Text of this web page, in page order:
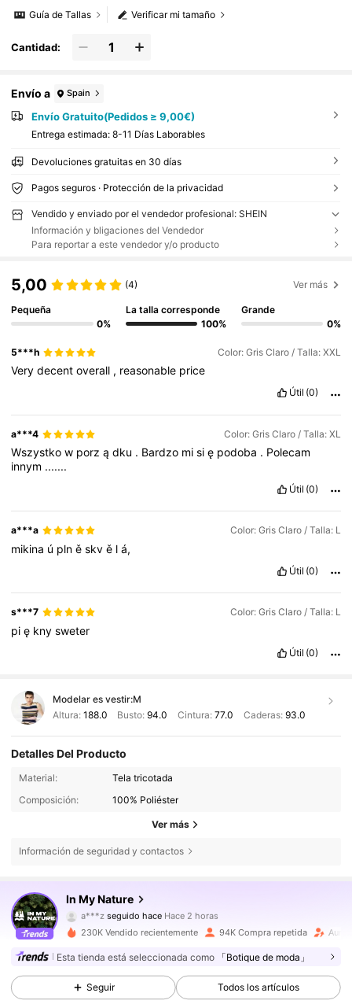
Verificar mi tamaño
Guía de Tallas
Cantidad:
Envío a Spain
Envío Gratuito(Pedidos ≥ 9,00€)
Entrega estimada: 8-11 Días Laborables
Devoluciones gratuitas en 30 días
Pagos seguros · Protección de la privacidad
Vendido y enviado por el vendedor profesional: SHEIN
Información y bligaciones del Vendedor
Para reportar a este vendedor y/o producto
5,00 (4) Ver más
Pequeña
0%
La talla corresponde
100%
Grande
0%
5***h Color: Gris Claro / Talla: XXL
Verydecentoverall , reasonable price
Útil (0)
a***4 Color: Gris Claro / Talla: XL
Wszystkow porządku . Bardzo misię podoba . Polecam
innym .......
Útil (0)
a***a Color: Gris Claro / Talla: L
mikina ú plněskvě lá,
Útil (0)
s***7 Color: Gris Claro / Talla: L
pię knysweter
Útil (0)
Modelar es vestir:M
Altura: 188.0 Busto:94.0 Cintura: 77.0 Caderas: 93.0
Detalles Del Producto
Material:
Tela tricotada
Composición:
100% Poliéster
Ver más
Información de seguridad y contactos
In My Nature
a***zseguido hace
4***4 está navegando
4,81
218K Seguidores
4,81 218K Seguidores
230K Vendido recientemente 94K Compra repetida
Esta tienda está seleccionada como 「Botique de moda」
Seguir Todos los artículos